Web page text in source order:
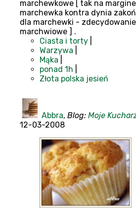
marchewkowe [ tak na
marchewka kontra dynia
dla marchewki -
marchwiowe ] .
Ciasta i torty
Warzywa
Mąka
ponad 1h
Złota polska jesień
Abbra, Blog: Moje
12-03-2008